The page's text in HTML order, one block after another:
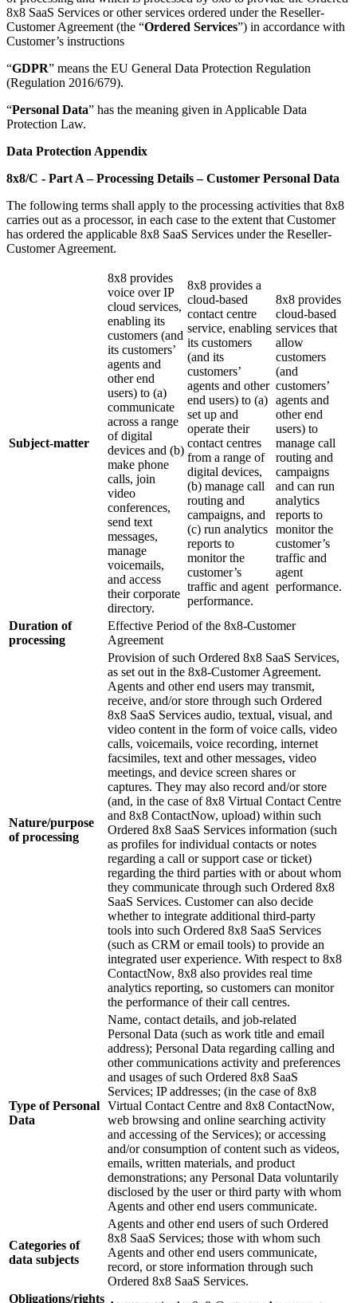
8x8 SaaS Services or other services ordered under the Reseller-
Customer Agreement (the “Ordered Services”) in accordance with
Customer’s instructions
“GDPR” means the EU General Data Protection Regulation
(Regulation 2016/679).
“Personal Data” has the meaning given in Applicable Data
Protection Law.
Data Protection Appendix
8x8/C - Part A – Processing Details – Customer Personal Data
The following terms shall apply to the processing activities that 8x8
carries out as a processor, in each case to the extent that Customer
has ordered the applicable 8x8 SaaS Services under the Reseller-
Customer Agreement.
Subject-matter
8x8 provides
voice over IP
cloud services,
enabling its
customers (and
its customers’
agents and
other end
users) to (a)
communicate
across a range
of digital
devices and (b)
make phone
calls, join
video
conferences,
send text
messages,
manage
voicemails,
and access
their corporate
directory.
8x8 provides a
cloud-based
contact centre
service, enabling
its customers
(and its
customers’
agents and other
end users) to (a)
set up and
operate their
contact centres
from a range of
digital devices,
(b) manage call
routing and
campaigns, and
(c) run analytics
reports to
monitor the
customer’s
traffic and agent
performance.
8x8 provides
cloud-based
services that
allow
customers
(and
customers’
agents and
other end
users) to
manage call
routing and
campaigns
and can run
analytics
reports to
monitor the
customer’s
traffic and
agent
performance.
Duration of
processing
Effective Period of the 8x8-Customer
Agreement
Nature/purpose
of processing
Provision of such Ordered 8x8 SaaS Services,
as set out in the 8x8-Customer Agreement.
Agents and other end users may transmit,
receive, and/or store through such Ordered
8x8 SaaS Services audio, textual, visual, and
video content in the form of voice calls, video
calls, voicemails, voice recording, internet
facsimiles, text and other messages, video
meetings, and device screen shares or
captures. They may also record and/or store
(and, in the case of 8x8 Virtual Contact Centre
and 8x8 ContactNow, upload) within such
Ordered 8x8 SaaS Services information (such
as profiles for individual contacts or notes
regarding a call or support case or ticket)
regarding the third parties with or about whom
they communicate through such Ordered 8x8
SaaS Services. Customer can also decide
whether to integrate additional third-party
tools into such Ordered 8x8 SaaS Services
(such as CRM or email tools) to provide an
integrated user experience. With respect to 8x8
ContactNow, 8x8 also provides real time
analytics reporting, so customers can monitor
the performance of their call centres.
Type of Personal
Data
Name, contact details, and job-related
Personal Data (such as work title and email
address); Personal Data regarding calling and
other communications activity and preferences
and usages of such Ordered 8x8 SaaS
Services; IP addresses; (in the case of 8x8
Virtual Contact Centre and 8x8 ContactNow,
web browsing and online searching activity
and accessing of the Services); or accessing
and/or consumption of content such as videos,
emails, written materials, and product
demonstrations; any Personal Data voluntarily
disclosed by the user or third party with whom
Agents and other end users communicate.
Categories of
data subjects
Agents and other end users of such Ordered
8x8 SaaS Services; those with whom such
Agents and other end users communicate,
record, or store information through such
Ordered 8x8 SaaS Services.
Obligations/rights